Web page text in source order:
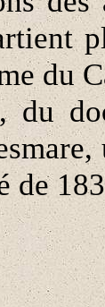
du
du
de